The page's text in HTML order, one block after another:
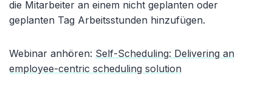
die Mitarbeiter an einem nicht geplanten oder
geplanten Tag Arbeitsstunden hinzufügen.
Webinar anhören: Self-Scheduling: Delivering an
employee-centric scheduling solution